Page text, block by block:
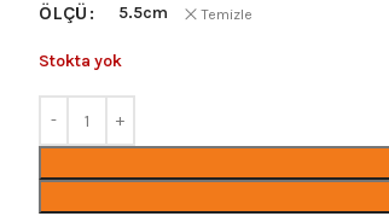
ÖLÇÜ 5.5cm Temizle
Stokta yok